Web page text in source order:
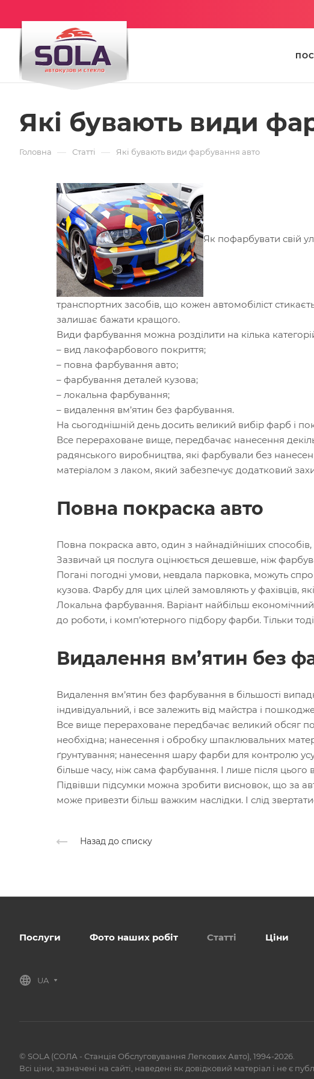
Які бувають види
Головна — Статті — Які бувають види фарбування авто
Як пофарбувати свій
транспортних засобів, що кожен автомобіліст
залишає бажати кращого.
Види фарбування можна розділити на кілька
– вид лакофарбового покриття;
– повна фарбування авто;
– фарбування деталей кузова;
– локальна фарбування;
– видалення вм’ятин без фарбування.
На сьогоднішній день досить великий вибір фарб і
Все перераховане вище, передбачає нанесення
радянського виробництва, які фарбували без
матеріалом з лаком, який забезпечує додатковий
Повна покраска авто
Повна покраска авто, один з найнадійніших
Зазвичай ця послуга оцінюється дешевше, ніж
Погані погодні умови, невдала парковка, можуть
кузова. Фарбу для цих цілей замовляють у фахівців,
Локальна фарбування. Варіант найбільш
до роботи, і комп’ютерного підбору фарби. Тільки
Видалення вм’ятин без
Видалення вм’ятин без фарбування в більшості
індивідуальний, і все залежить від майстра і
Все вище перераховане передбачає великий обсяг
необхідна; нанесення і обробку шпаклювальних
ґрунтування; нанесення шару фарби для контролю
більше часу, ніж сама фарбування. І лише після цього
Підвівши підсумки можна зробити висновок, що за
може привезти більш важким наслідки. І слід
Назад до списку
Послуги Фото наших робіт Статті Ціни
UA
© SOLA (СОЛА - Станція Обслуговування Легкових Авто), 1994-2026.
Всі ціни, зазначені на сайті, наведені як довідковий матеріал і не є